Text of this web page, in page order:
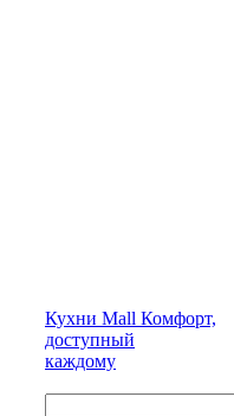
Кухни Mall Комфорт,
доступный
каждому